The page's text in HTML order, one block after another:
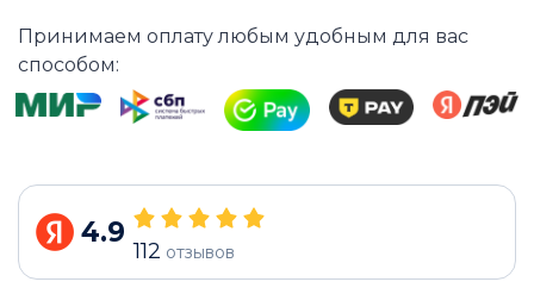
Принимаем оплату любым удобным для вас
способом:
4.9
112 отзывов